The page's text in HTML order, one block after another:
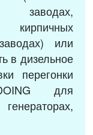
заводах,
кирпичных
или
в дизельное
перегонки
для